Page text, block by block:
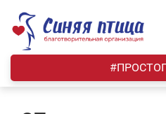
content